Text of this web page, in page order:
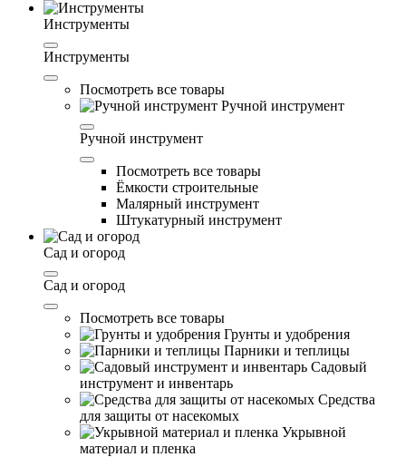
Инструменты
Инструменты
Посмотреть все товары
Ручной инструмент
Ручной инструмент
Посмотреть все товары
Ёмкости строительные
Малярный инструмент
Штукатурный инструмент
Сад и огород
Сад и огород
Посмотреть все товары
Грунты и удобрения
Парники и теплицы
Садовый
инструмент и инвентарь
Средства
для защиты от насекомых
Укрывной
материал и пленка